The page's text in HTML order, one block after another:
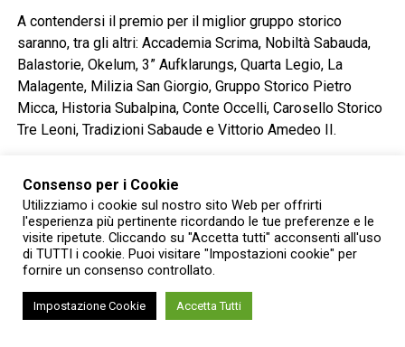
A contendersi il premio per il miglior gruppo storico
saranno, tra gli altri: Accademia Scrima, Nobiltà Sabauda,
Balastorie, Okelum, 3” Aufklarungs, Quarta Legio, La
Malagente, Milizia San Giorgio, Gruppo Storico Pietro
Micca, Historia Subalpina, Conte Occelli, Carosello Storico
Tre Leoni, Tradizioni Sabaude e Vittorio Amedeo II.
quando la Rusnenta e le autorità consegneranno il
riconoscimento per la migliore esibizione.
“Una macchina del tempo nel cuore
del quartiere”
«Il concorso di rievocazione dedicato ai gruppi storici è un
Consenso per i Cookie
Utilizziamo i cookie sul nostro sito Web per offrirti
l'esperienza più pertinente ricordando le tue preferenze e le
visite ripetute. Cliccando su "Accetta tutti" acconsenti all'uso
di TUTTI i cookie. Puoi visitare "Impostazioni cookie" per
fornire un consenso controllato.
Impostazione Cookie Accetta Tutti